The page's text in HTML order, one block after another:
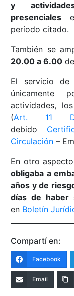
y
presenciales
período citado.
También se
20.00 a 6.00
El servicio de
únicamente
actividades,
(Art. 11
debido
Circulación –
En otro
obligaba a
años y de
días de haber
en Boletín
Compartí en:
Facebook
Email